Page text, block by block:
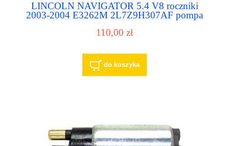
LINCOLN NAVIGATOR 5.4 V8 roczniki
2003-2004 E3262M 2L7Z9H307AF pompa
110,00 zł
do koszyka